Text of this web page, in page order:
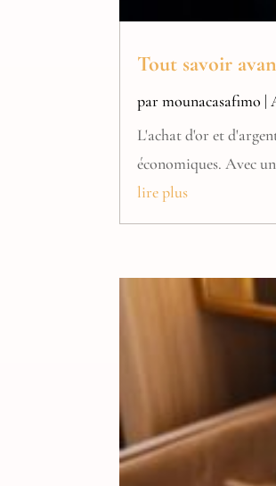
Tout savoir
parmounacasafimo |
L'achat d'or et
économiques. Avec
lire plus